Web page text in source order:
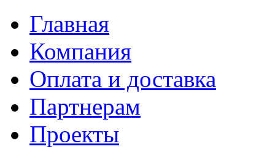
Главная
Компания
Оплата и доставка
Партнерам
Проекты